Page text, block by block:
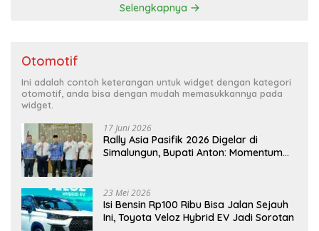
Selengkapnya
Otomotif
Ini adalah contoh keterangan untuk widget dengan kategori
otomotif, anda bisa dengan mudah memasukkannya pada
widget.
17 Juni 2026
Rally Asia Pasifik 2026 Digelar di
Simalungun, Bupati Anton: Momentum
23 Mei 2026
Isi Bensin Rp100 Ribu Bisa Jalan Sejauh
Ini, Toyota Veloz Hybrid EV Jadi Sorotan